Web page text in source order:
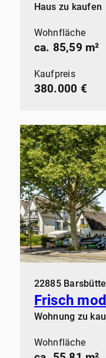
Haus zu kaufen
Wohnfläche
ca. 85,59 m²
Kaufpreis
380.000 €
22885
Wohnung zu
Wohnfläche